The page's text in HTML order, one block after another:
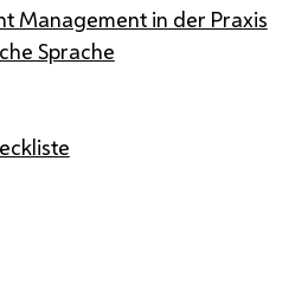
Management in der Praxis
Sprache